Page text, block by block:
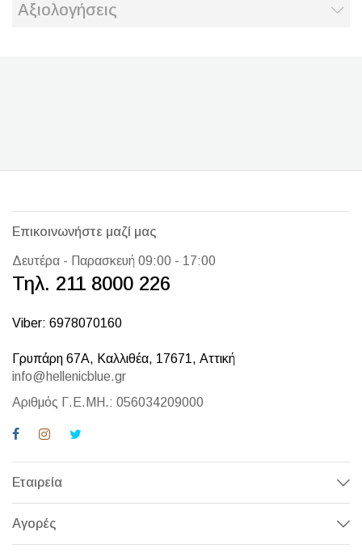
Αξιολογήσεις
Επικοινωνήστε μαζί μας
Δευτέρα - Παρασκευή 09:00 - 17:00
Τηλ. 211 8000 226
Viber: 6978070160
Γρυπάρη 67Α, Καλλιθέα, 17671, Αττική
info@hellenicblue.gr
Αριθμός Γ.Ε.ΜΗ.: 056034209000
Εταιρεία
Αγορές